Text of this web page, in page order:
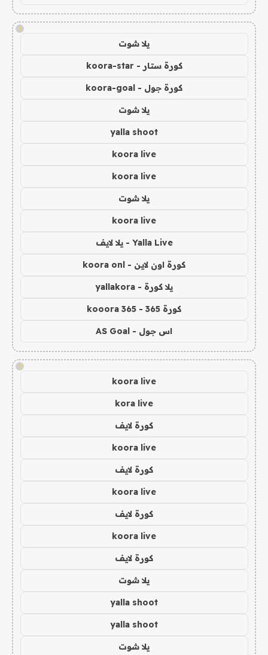
!
يلا شوت
كورة ستار - koora-star
كورة جول - koora-goal
يلا شوت
yalla shoot
koora live
koora live
يلا شوت
koora live
Yalla Live - يلا لايف
كورة اون لاين - koora onl
يلا كورة - yallakora
كورة 365 - kooora 365
اس جول - AS Goal
!
koora live
kora live
كورة لايف
koora live
كورة لايف
koora live
كورة لايف
koora live
كورة لايف
يلا شوت
yalla shoot
yalla shoot
يلا شوت